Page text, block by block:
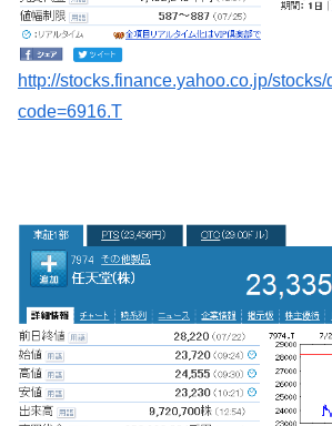
http://stocks.finance.yahoo.co.jp/stocks/
code=6916.T